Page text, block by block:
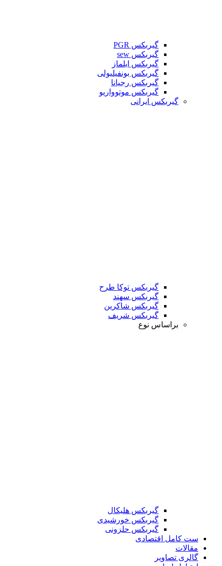
گیربکس PGR
گیربکس sew
گیربکس ایلماز
گیربکس بونفیلیولی
گیربکس رجیانا
گیربکس موتوواریو
گیربکس ایرانی
گیربکس توکا طرح
گیربکس سهند
گیربکس شاکرین
گیربکس شریف
براساس نوع
گیربکس هلیکال
گیربکس خورشیدی
گیربکس حلزونی
ست کامل اقتصادی
مقالات
گالری تصاویر